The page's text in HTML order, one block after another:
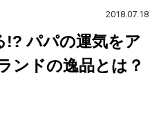
2018.07.18
!? パパの運気をア
ンドの逸品とは？